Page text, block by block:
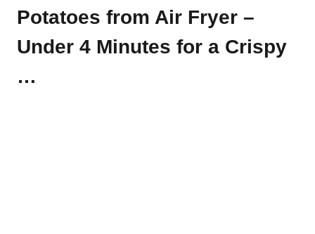
Potatoes from Air Fryer –
Under 4 Minutes for a Crispy
…